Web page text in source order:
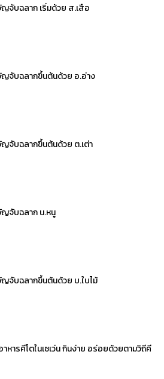
จับฉลาก เริ่มด้วย ส.เสือ
จับฉลากขึ้นต้นด้วย อ.อ่าง
จับฉลากขึ้นต้นด้วย ต.เต่า
จับฉลาก น.หนู
จับฉลากขึ้นต้นด้วย บ.ใบไม้
าหารคีโตในเซเว่น กินง่าย อร่อยด้วยตามวิถีคี